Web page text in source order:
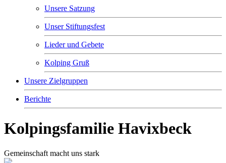
Unsere Satzung
Unser Stiftungsfest
Lieder und Gebete
Kolping Gruß
Unsere Zielgruppen
Berichte
Kolpingsfamilie Havixbeck
Gemeinschaft macht uns stark